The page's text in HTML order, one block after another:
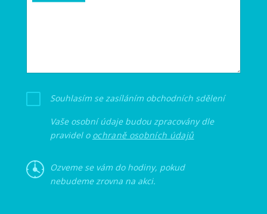
Souhlasím se zasíláním obchodních sdělení
Vaše osobní údaje budou zpracovány dle
pravidel o ochraně osobních údajů
Ozveme se vám do hodiny, pokud
nebudeme zrovna na akci.